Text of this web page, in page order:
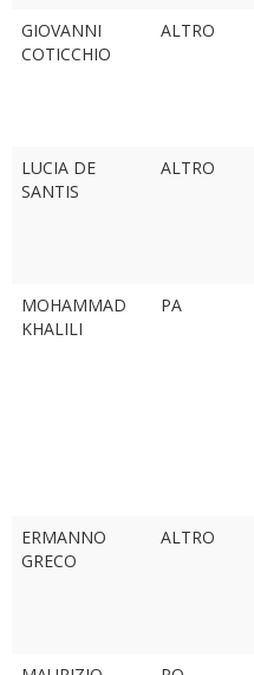
GIOVANNI
COTICCHIO
ALTRO
LUCIA DE
SANTIS
ALTRO
MOHAMMAD
KHALILI
PA
ERMANNO
GRECO
ALTRO